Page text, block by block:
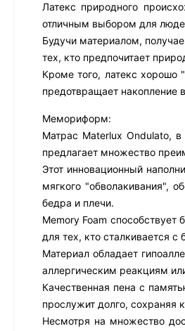
Латекс природного
отличным выбором для
Будучи материалом,
тех, кто предпочитает
Кроме того, латекс хорошо
предотвращает накопление
Мемориформ:
Матрас Materlux Ondulato,
предлагает множество
Этот инновационный
мягкого "обволакивания",
бедра и плечи.
Memory Foam
для тех, кто сталкивается
Материал обладает
аллергическим реакциям
Качественная пена с
прослужит долго,
Несмотря на множество